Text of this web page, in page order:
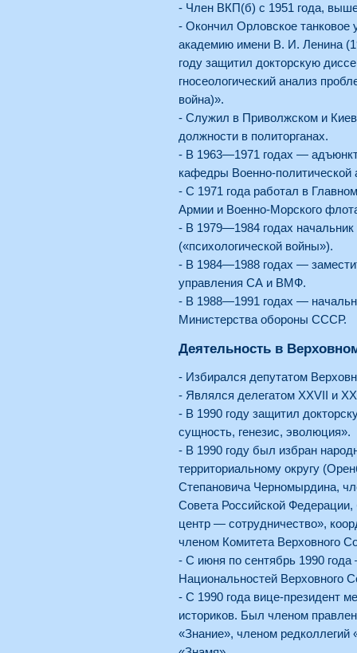
- Член ВКП(б) с 1951 года,
- Окончил Орловское танковое
академию имени В. И. Ленина
году защитил докторскую
гносеологический анализ
война)».
- Служил в Приволжском и
должности в политорганах.
- В 1963—1971 годах —
кафедры Военно-
- С 1971 года работал в
Армии и Военно-Морского
- В 1979—1984 годах
(«психологической войны»).
- В 1984—1988 годах —
управления СА и ВМФ.
- В 1988—1991 годах —
Министерства обороны СССР.
Деятельность в
- Избирался депутатом
- Являлся делегатом XXVII и
- В 1990 году защитил
сущность, генезис, эволюция».
- В 1990 году был избран
территориальному округу
Степановича Черномырдина,
Совета Российской
центр — сотрудничество»,
членом Комитета Верховного
- С июня по сентябрь 1990
Национальностей Верховного
- С 1990 года вице-президент
историков. Был членом
«Знание», членом редколлегий